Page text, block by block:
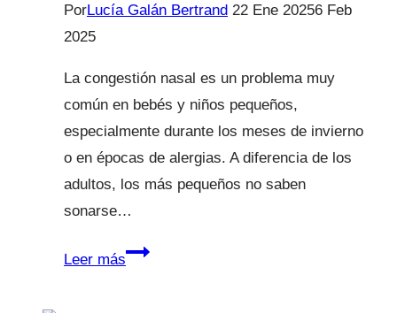
PorLucía Galán Bertrand 22 Ene 20256 Feb
2025
La congestión nasal es un problema muy
común en bebés y niños pequeños,
especialmente durante los meses de invierno
o en épocas de alergias. A diferencia de los
adultos, los más pequeños no saben
sonarse…
Leer másLavados